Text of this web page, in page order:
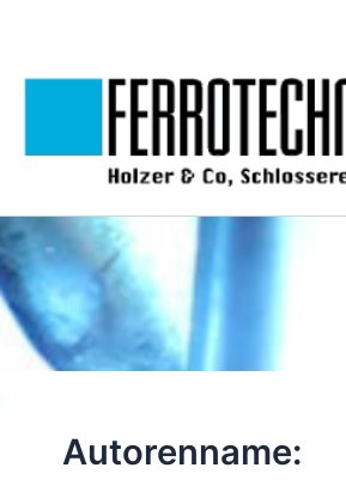
Autorenname: